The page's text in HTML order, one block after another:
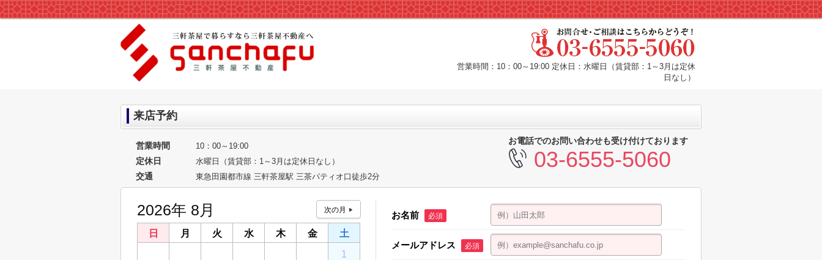
営業時間：10：00～19:00 定休日：水曜日（賃貸部：1～3月は定休
日なし）
来店予約
営業時間 10：00～19:00
定休日 水曜日（賃貸部：1～3月は定休日なし）
交通 東急田園都市線 三軒茶屋駅 三茶パティオ口徒歩2分
お電話でのお問い合わせも受け付けております
03-6555-5060
2026年 8月
日 月 火 水 木 金
土
1
お名前 必須
メールアドレス 必須